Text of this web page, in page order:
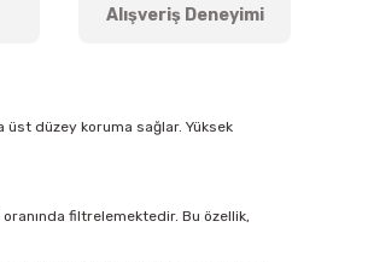
Alışveriş Deneyimi
düzey koruma sağlar. Yüksek
filtrelemektedir. Bu özellik,